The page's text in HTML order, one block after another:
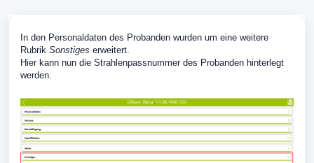
In den Personaldaten des Probanden wurden um eine weitere
Rubrik Sonstiges erweitert.
Hier kann nun die Strahlenpassnummer des Probanden hinterlegt
werden.